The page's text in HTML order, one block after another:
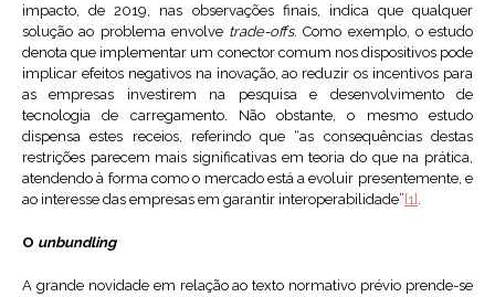
impacto, de 2019, nas observações finais, indica que qualquer
solução ao problema envolve trade-offs. Como exemplo, o estudo
denota que implementar um conector comum nos dispositivos pode
implicar efeitos negativos na inovação, ao reduzir os incentivos para
as empresas investirem na pesquisa e desenvolvimento de
tecnologia de carregamento. Não obstante, o mesmo estudo
dispensa estes receios, referindo que “as consequências destas
restrições parecem mais significativas em teoria do que na prática,
atendendo à forma como o mercado está a evoluir presentemente, e
ao interesse das empresas em garantir interoperabilidade” [1] .
O unbundling
A grande novidade em relação ao texto normativo prévio prende-se